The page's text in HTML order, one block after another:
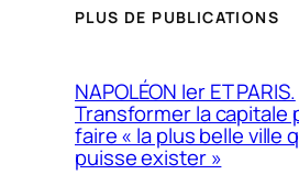
PLUS DE PUBLICATIONS
NAPOLÉON Ier ET PARIS.
Transformer la capitale
faire « la plus belle ville
puisse exister »